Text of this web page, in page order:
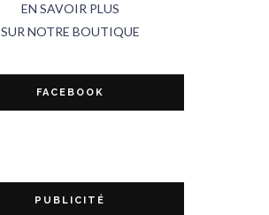
EN SAVOIR PLUS
SUR NOTRE BOUTIQUE
FACEBOOK
PUBLICITÉ